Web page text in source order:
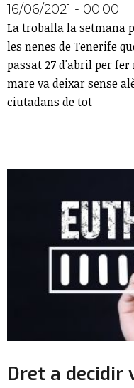
16/06/2021 - 00:00
La troballa la setmana
les nenes de Tenerife
passat 27 d'abril per
mare va deixar sense
ciutadans de tot
Dret a decidir